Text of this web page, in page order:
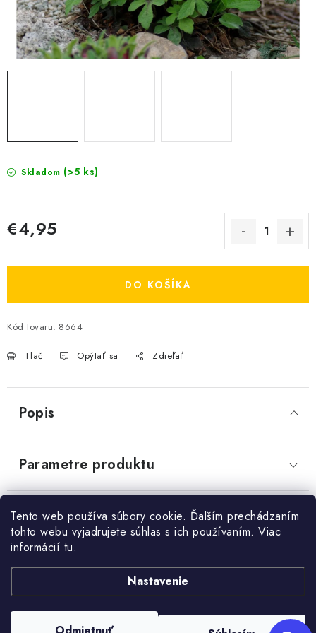
Tento web používa súbory cookie. Ďalším prechádzaním
tohto webu vyjadrujete súhlas s ich používaním. Viac
informácií tu.
Nastavenie
INÉ
ARANŽMÁNY
TRÁVA ZÁHRADNÁ
OBCHODNÉ PODMIENKY
Obchodné podmienky
Skladom (>5 ks)
€4,95
DO KOŠÍKA
Kód tovaru: 8664
Tlač Opýtať sa Zdieľať
Popis
Parametre produktu
Diskusia
+421 910 563 991